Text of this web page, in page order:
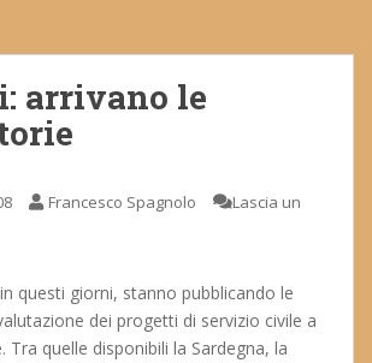
arrivano le
Francesco Spagnolo
Lascia un
questi giorni, stanno pubblicando le
dei progetti di servizio civile a
Tra quelle disponibili la Sardegna, la